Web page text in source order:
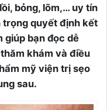
bỏng, lõm,… uy tín
trọng quyết định kết
giúp bạn đọc dễ
khám và điều
mỹ viện trị sẹo
sau.